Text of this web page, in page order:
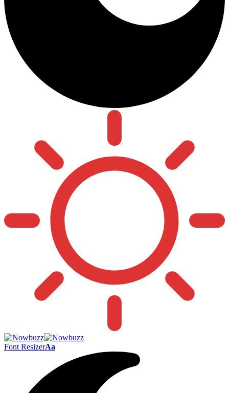
Font ResizerAa